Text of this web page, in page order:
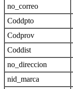
no_correo
Coddpto
Codprov
Coddist
no_direccion
nid_marca